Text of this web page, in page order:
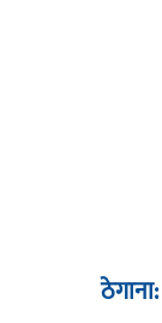
ठेगाना: